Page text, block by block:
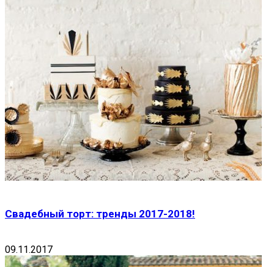
Свадебный торт: тренды 2017-2018!
09.11.2017